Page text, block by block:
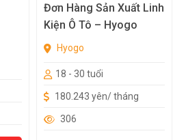
Đơn Hàng Sản Xuất Linh
Kiện Ô Tô – Hyogo
Hyogo
18 - 30 tuổi
180.243 yên/ tháng
306